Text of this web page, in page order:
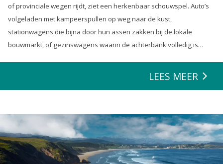
of provinciale wegen rijdt, ziet een herkenbaar schouwspel. Auto’s
volgeladen met kampeerspullen op weg naar de kust,
stationwagens die bijna door hun assen zakken bij de lokale
bouwmarkt, of gezinswagens waarin de achterbank volledig is
zeulen. We houden van onze auto’s en we verwachten dat ze alles
LEES MEER